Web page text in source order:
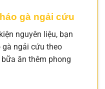
gà ngải cứu
nguyên liệu, bạn
gà ngải cứu theo
ăn thêm phong